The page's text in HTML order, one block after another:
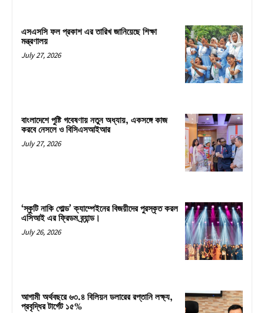
এসএসসি ফল প্রকাশ এর তারিখ জানিয়েছে শিক্ষা
মন্ত্রণালয়
July 27, 2026
বাংলাদেশে পুষ্টি গবেষণায় নতুন অধ্যায়, একসঙ্গে কাজ
করবে নেসলে ও বিসিএসআইআর
July 27, 2026
‘স্কুটি নাকি গোল্ড’ ক্যাম্পেইনের বিজয়ীদের পুরস্কৃত করল
এসিআই এর ফ্রিডম ব্র্যান্ড।
July 26, 2026
আগামী অর্থবছরে ৬৩.৪ বিলিয়ন ডলারের রপ্তানি লক্ষ্য,
প্রবৃদ্ধির টার্গেট ১৫%